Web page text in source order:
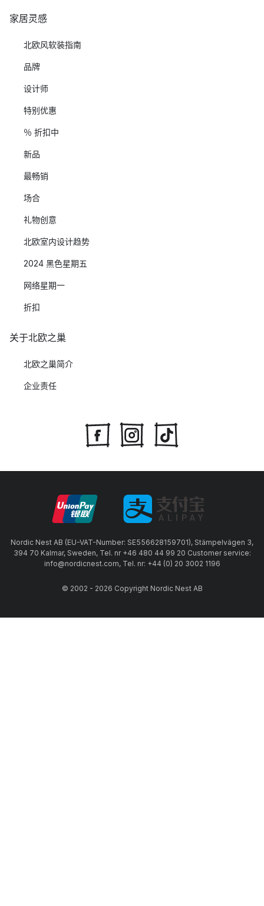
家居灵感
北欧风软装指南
品牌
设计师
特别优惠
％ 折扣中
新品
最畅销
场合
礼物创意
北欧室内设计趋势
2024 黑色星期五
网络星期一
折扣
关于北欧之巢
北欧之巢简介
企业责任
Nordic Nest AB (EU-VAT-Number: SE556628159701), Stämpelvägen 3,
394 70 Kalmar, Sweden, Tel. nr +46 480 44 99 20 Customer service:
info@nordicnest.com, Tel. nr: +44 (0) 20 3002 1196
© 2002 - 2026 Copyright Nordic Nest AB